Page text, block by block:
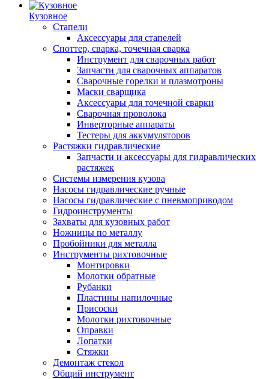
Кузовное
Стапели
Аксессуары для стапелей
Споттер, сварка, точечная сварка
Инструмент для сварочных работ
Запчасти для сварочных аппаратов
Сварочные горелки и плазмотроны
Маски сварщика
Аксессуары для точечной сварки
Сварочная проволока
Инверторные аппараты
Тестеры для аккумуляторов
Растяжки гидравлические
Запчасти и аксессуары для гидравлических
растяжек
Системы измерения кузова
Насосы гидравлические ручные
Насосы гидравлические с пневмоприводом
Гидроинструменты
Захваты для кузовных работ
Ножницы по металлу
Пробойники для металла
Инструменты рихтовочные
Монтировки
Молотки обратные
Рубанки
Пластины напилочные
Присоски
Молотки рихтовочные
Оправки
Лопатки
Стяжки
Демонтаж стекол
Общий инструмент